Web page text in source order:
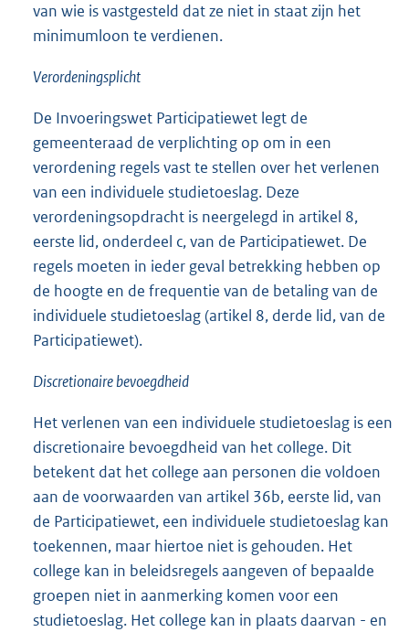
van wie is vastgesteld dat ze niet in staat zijn het
minimumloon te verdienen.
Verordeningsplicht
De Invoeringswet Participatiewet legt de
gemeenteraad de verplichting op om in een
verordening regels vast te stellen over het verlenen
van een individuele studietoeslag. Deze
verordeningsopdracht is neergelegd in artikel 8,
eerste lid, onderdeel c, van de Participatiewet. De
regels moeten in ieder geval betrekking hebben op
de hoogte en de frequentie van de betaling van de
individuele studietoeslag (artikel 8, derde lid, van de
Participatiewet).
Discretionaire bevoegdheid
Het verlenen van een individuele studietoeslag is een
discretionaire bevoegdheid van het college. Dit
betekent dat het college aan personen die voldoen
aan de voorwaarden van artikel 36b, eerste lid, van
de Participatiewet, een individuele studietoeslag kan
toekennen, maar hiertoe niet is gehouden. Het
college kan in beleidsregels aangeven of bepaalde
groepen niet in aanmerking komen voor een
studietoeslag. Het college kan in plaats daarvan - en